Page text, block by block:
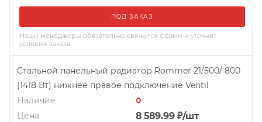
ПОД ЗАКАЗ
Наши менеджеры обязательно свяжутся с вами и уточнят
условия заказа
Стальной панельный радиатор Rommer 21/500/ 800
(1418 Вт) нижнее правое подключение Ventil
Наличие
0
Цена
8 589.99 ₽/шт